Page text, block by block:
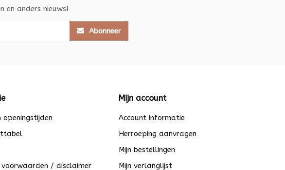
en anders nieuws!
Abonneer
openingstijden
voorwaarden / disclaimer
Mijn account
Account informatie
Herroeping aanvragen
Mijn bestellingen
Mijn verlanglijst